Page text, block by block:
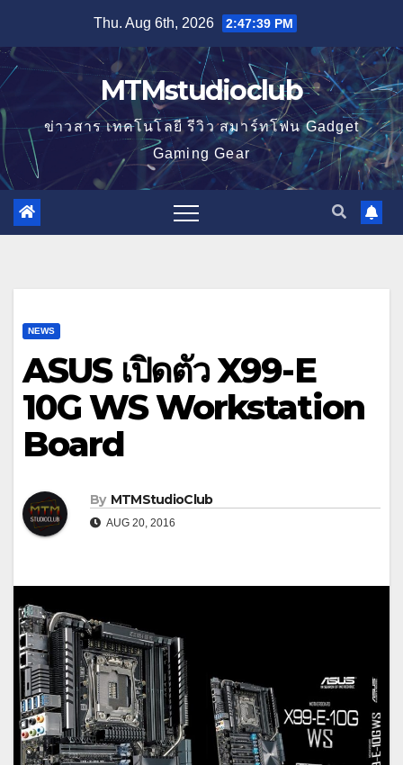
content
Thu. Aug 6th, 2026 2:47:39 PM
MTMstudioclub
ข่าวสาร เทคโนโลยี รีวิว สมาร์ทโฟน Gadget
Gaming Gear
NEWS
ASUS เปิดตัว X99-E
10G WS Workstation
Board
By MTMStudioClub
AUG 20, 2016